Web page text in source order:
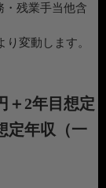
・残業手当他含
変動します。
＋2年目想定
定年収（一